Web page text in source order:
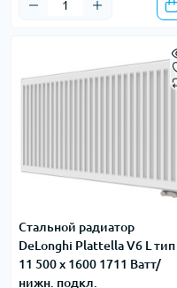
Стальной радиатор
DeLonghi Plattella V6 L тип
11 500 x 1600 1711 Ватт/
нижн. подкл.